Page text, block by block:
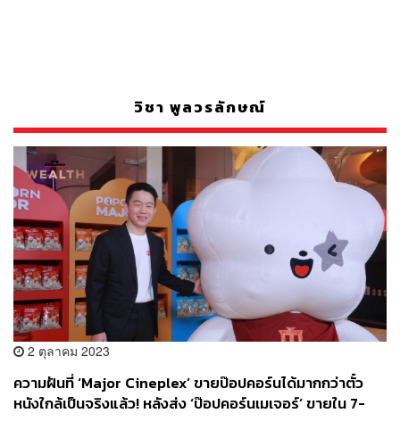
วิชา พูลวรลักษณ์
2 ตุลาคม 2023
ความฝันที่ ‘Major Cineplex’ ขายป๊อปคอร์นได้มากกว่าตั๋ว
หนังใกล้เป็นจริงแล้ว! หลังส่ง ‘ป๊อปคอร์นเมเจอร์’ ขายใน 7-